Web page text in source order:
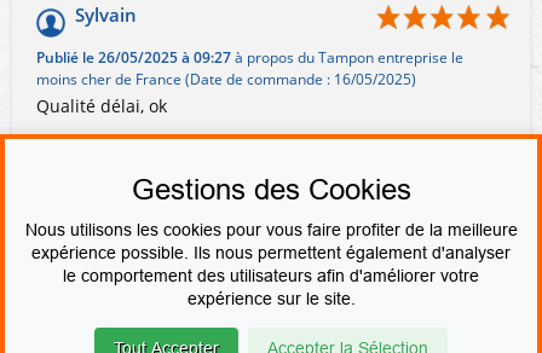
Sylvain
Publié le 26/05/2025 à 09:27à propos du Tampon entreprise le
moins cher de France (Date de commande : 16/05/2025)
Qualité délai, ok
AFFICHER PLUS D'AVIS
PAIEMENT SÉCURISÉ
Gestions des Cookies
Nous utilisons les cookies pour vous faire profiter de la meilleure
expérience possible. Ils nous permettent également d'analyser
le comportement des utilisateurs afin d'améliorer votre
expérience sur le site.
Tout Accepter Accepter la Sélection